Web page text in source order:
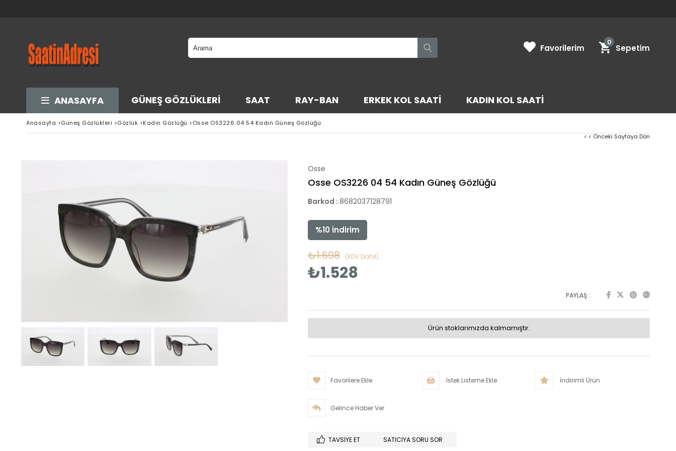
Sepetim
0
ANASAYFA GÜNEŞ GÖZLÜKLERI SAAT RAY-BAN ERKEK KOL SAATI KADIN KOL SAATI
Favorilerim
Anasayfa >Güneş Gözlükleri >Gözlük >Kadın Gözlüğü >Osse OS3226 04 54 Kadın Güneş Gözlüğü
< < Önceki Sayfaya Dön
Osse
Osse OS3226 04 54 Kadın Güneş Gözlüğü
Barkod : 8682037128791
%10 İndirim
₺1.698 (KDV Dahil)
₺1.528
PAYLAŞ :
Ürün stoklarımızda kalmamıştır.
Favorilere Ekle İstek Listeme Ekle İndirimli Ürün
Gelince Haber Ver
TAVSIYE ET SATICIYA SORU SOR